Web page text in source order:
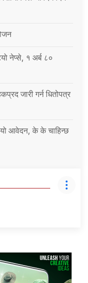
नेप्से, १ अर्ब ८०
जारी गर्न धितोपत्र
आवेदन, के के चाहिन्छ